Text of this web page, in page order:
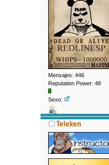
Mensajes: 446
Reputation Power: 48
Sexo:
Teleken